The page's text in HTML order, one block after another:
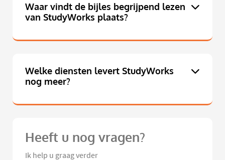
Waar vindt de bijles begrijpend lezen
van StudyWorks plaats?
Welke diensten levert StudyWorks
nog meer?
Heeft u nog vragen?
Ik help u graag verder